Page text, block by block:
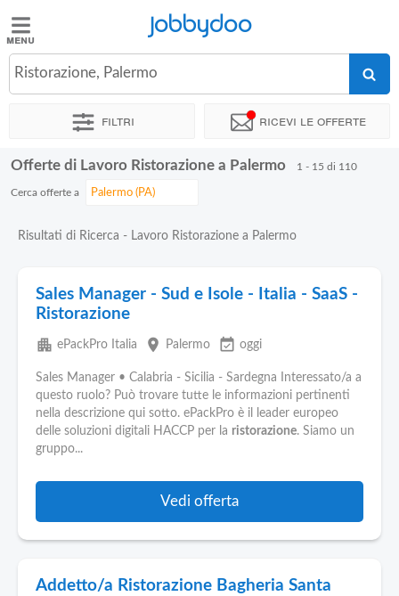
Jobbydoo
Offerte
Stipendi
Elenco
Blog
Pubblica
Offerte
Jobbydoo
Ristorazione, Palermo
Filtri Ricevi le offerte
Offerte di Lavoro Ristorazione a Palermo 1 - 15 di 110
Cerca offerte a
Risultati di Ricerca - Lavoro Ristorazione a Palermo
Sales Manager - Sud e Isole - Italia - SaaS -
Ristorazione
apartment ePackPro Italia place Palermo event_available oggi
Sales Manager • Calabria - Sicilia - Sardegna Interessato/a a
questo ruolo? Può trovare tutte le informazioni pertinenti
nella descrizione qui sotto. ePackPro è il leader europeo
delle soluzioni digitali HACCP per la ristorazione. Siamo un
gruppo...
Vedi offerta
Addetto/a Ristorazione Bagheria Santa